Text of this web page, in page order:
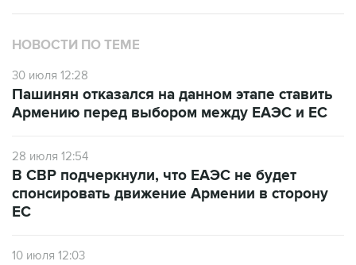
НОВОСТИ ПО ТЕМЕ
30 июля 12:28
Пашинян отказался на данном этапе ставить
Армению перед выбором между ЕАЭС и ЕС
28 июля 12:54
В СВР подчеркнули, что ЕАЭС не будет
спонсировать движение Армении в сторону
ЕС
10 июля 12:03